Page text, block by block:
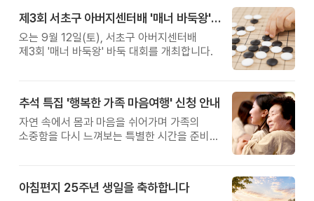
제3회 서초구 아버지센터배 '매너 바둑왕' 대회
오는 9월 12일(토), 서초구 아버지센터배
제3회 '매너 바둑왕' 바둑 대회를 개최합니다.
추석 특집 '행복한 가족 마음여행' 신청 안내
자연 속에서 몸과 마음을 쉬어가며 가족의
소중함을 다시 느껴보는 특별한 시간을 준비해
아침편지 25주년 생일을 축하합니다